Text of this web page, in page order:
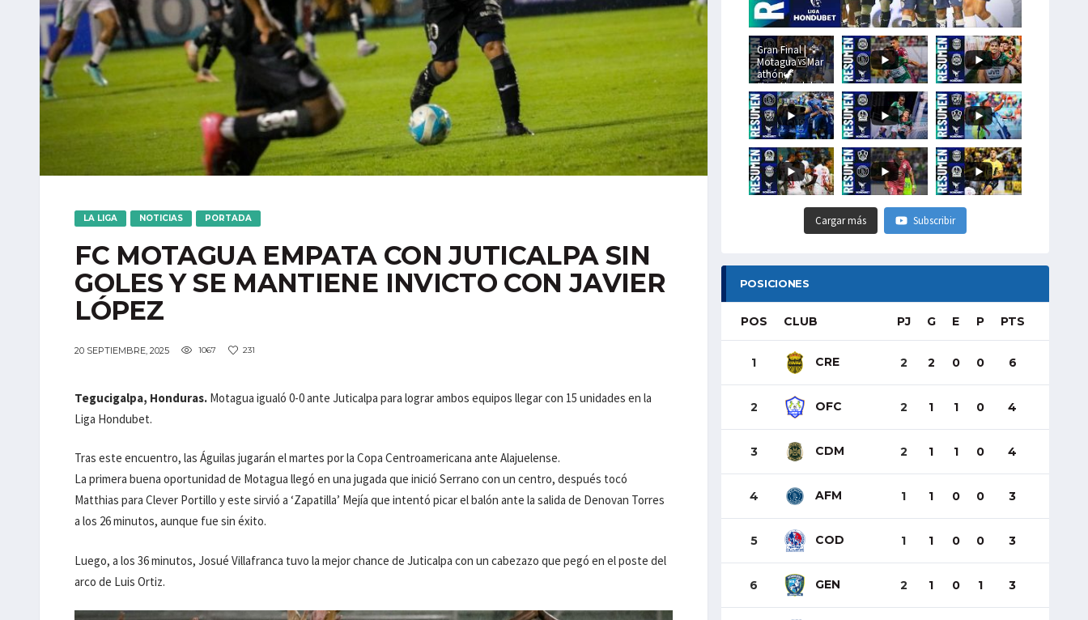
LA LIGA NOTICIAS PORTADA
FC MOTAGUA EMPATA CON JUTICALPA SIN
GOLES Y SE MANTIENE INVICTO CON JAVIER
LÓPEZ
20 SEPTIEMBRE, 2025 1067 231
Tegucigalpa, Honduras. Motagua igualó 0-0 ante Juticalpa para lograr ambos equipos llegar con 15 unidades en la
Liga Hondubet.
Tras este encuentro, las Águilas jugarán el martes por la Copa Centroamericana ante Alajuelense.
La primera buena oportunidad de Motagua llegó en una jugada que inició Serrano con un centro, después tocó
Matthias para Clever Portillo y este sirvió a ‘Zapatilla’ Mejía que intentó picar el balón ante la salida de Denovan Torres
a los 26 minutos, aunque fue sin éxito.
Luego, a los 36 minutos, Josué Villafranca tuvo la mejor chance de Juticalpa con un cabezazo que pegó en el poste del
arco de Luis Ortiz.
Gran Final | 🦅
Motagua🆚Mar
athón🦖
#LigaHondubet
Cargar más Subscribir
POSICIONES
POS CLUB PJ G E P PTS
1 CRE 2 2 0 0 6
2 OFC 2 1 1 0 4
3 CDM 2 1 1 0 4
4 AFM 1 1 0 0 3
5 COD 1 1 0 0 3
6 GEN 2 1 0 1 3